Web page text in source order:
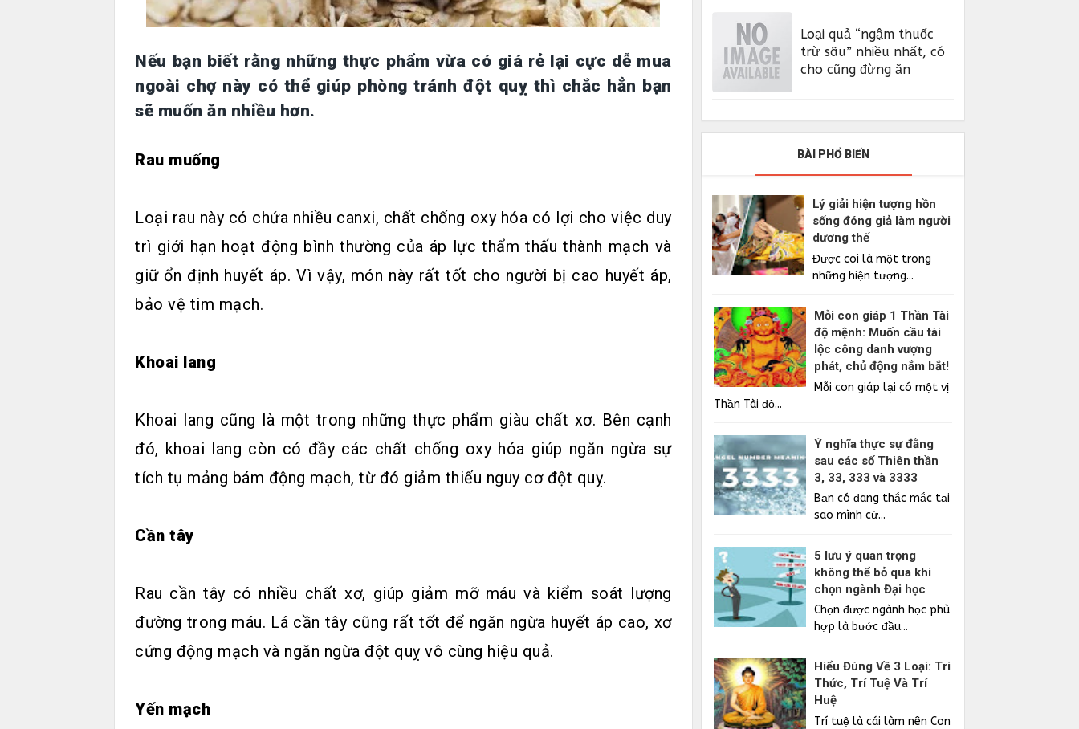
Nếu bạn biết rằng những thực phẩm vừa có giá rẻ lại cực dễ mua
ngoài chợ này có thể giúp phòng tránh đột quỵ thì chắc hẳn bạn
sẽ muốn ăn nhiều hơn.
Rau muống
Loại rau này có chứa nhiều canxi, chất chống oxy hóa có lợi cho việc duy
trì giới hạn hoạt động bình thường của áp lực thẩm thấu thành mạch và
giữ ổn định huyết áp. Vì vậy, món này rất tốt cho người bị cao huyết áp,
bảo vệ tim mạch.
Khoai lang
Khoai lang cũng là một trong những thực phẩm giàu chất xơ. Bên cạnh
đó, khoai lang còn có đầy các chất chống oxy hóa giúp ngăn ngừa sự
tích tụ mảng bám động mạch, từ đó giảm thiếu nguy cơ đột quỵ.
Cần tây
Rau cần tây có nhiều chất xơ, giúp giảm mỡ máu và kiểm soát lượng
đường trong máu. Lá cần tây cũng rất tốt để ngăn ngừa huyết áp cao, xơ
cứng động mạch và ngăn ngừa đột quỵ vô cùng hiệu quả.
Yến mạch
Loại quả “ngậm thuốc
trừ sâu” nhiều nhất, có
cho cũng đừng ăn
BÀI PHỔ BIẾN
Lý giải hiện tượng hồn
sống đóng giả làm người
dương thế
Được coi là một trong
những hiện tượng...
Mỗi con giáp 1 Thần Tài
độ mệnh: Muốn cầu tài
lộc công danh vượng
phát, chủ động nắm bắt!
Mỗi con giáp lại có một vị
Thần Tài độ...
Ý nghĩa thực sự đằng
sau các số Thiên thần
3, 33, 333 và 3333
Bạn có đang thắc mắc tại
sao mình cứ...
5 lưu ý quan trọng
không thể bỏ qua khi
chọn ngành Đại học
Chọn được ngành học phù
hợp là bước đầu...
Hiểu Đúng Về 3 Loại: Tri
Thức, Trí Tuệ Và Trí
Huệ
Trí tuệ là cái làm nên Con